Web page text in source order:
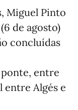
Miguel Pinto
de agosto)
concluídas
entre
entre Algés e